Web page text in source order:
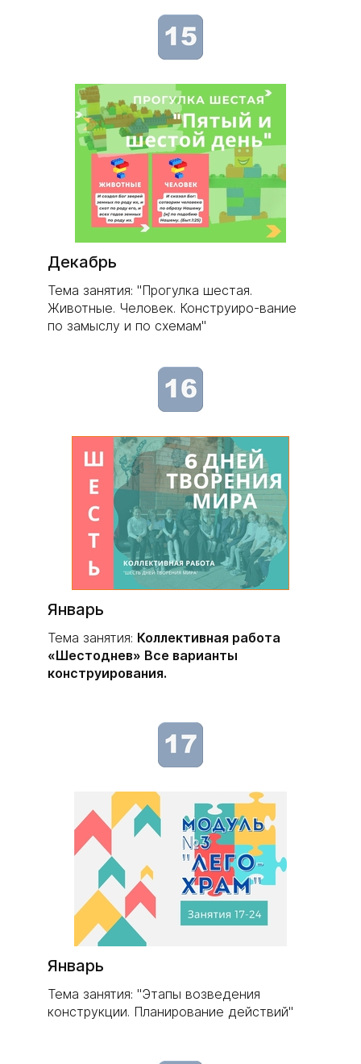
Декабрь
Тема занятия: "Прогулка шестая.
Животные. Человек. Конструиро-вание
по замыслу и по схемам"
Январь
Тема занятия: Коллективная работа
«Шестоднев» Все варианты
конструирования.
Январь
Тема занятия: "Этапы возведения
конструкции. Планирование действий"